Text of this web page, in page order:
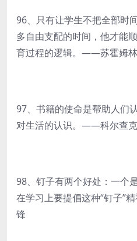
96、只有让学生不把全部时
多自由支配的时间，他才能
育过程的逻辑。——苏霍姆
97、书籍的使命是帮助人们
对生活的认识。——科尔查克
98、钉子有两个好处：一个
在学习上要提倡这种“钉子”
锋